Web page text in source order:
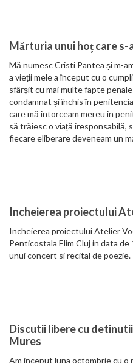
Mărturia unui hoț care
Mă numesc Cristi Pantea și m-
a vieții mele a început cu o
sfârșit cu mai multe fapte
condamnat și închis în
care mă întorceam mereu în
să trăiesc o viață iresponsabilă,
fiecare eliberare deveneam un
Incheierea proiectului
Incheierea proiectului Atelier
Penticostala Elim Cluj in data
unui concert si recital de poezie.
Discutii libere cu
Mures
Am inceput luna octombrie cu o